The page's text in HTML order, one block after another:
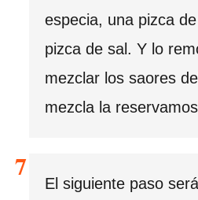
especia, una pizca
pizca de sal. Y lo
mezclar los saores
mezcla la
El siguiente paso